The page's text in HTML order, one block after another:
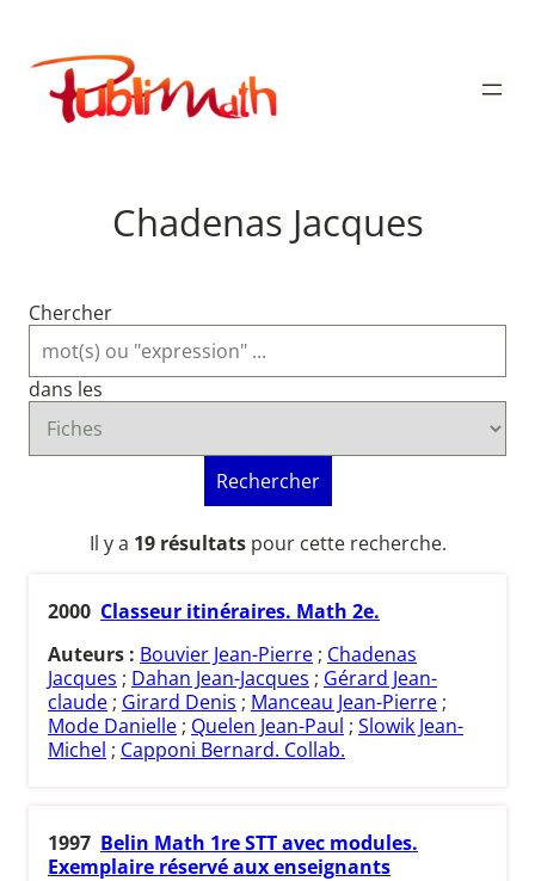
contenu
Publimath
Chadenas Jacques
Chercher
dans les
Rechercher
Il y a 19 résultatspour cette recherche.
2000 Classeur itinéraires. Math 2e.
Auteurs : Bouvier Jean-Pierre ; Chadenas
Jacques ; Dahan Jean-Jacques ; Gérard Jean-
claude ; Girard Denis ; Manceau Jean-Pierre ;
Mode Danielle ; Quelen Jean-Paul ; Slowik Jean-
Michel ; Capponi Bernard. Collab.
1997 Belin Math 1re STT avec modules.
Exemplaire réservé aux enseignants